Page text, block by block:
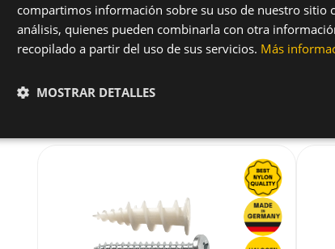
Productos
compartimos información sobre su uso de nuestro sitio
análisis, quienes pueden combinarla con otra
recopilado a partir del uso de sus servicios. Más
MOSTRAR DETALLES